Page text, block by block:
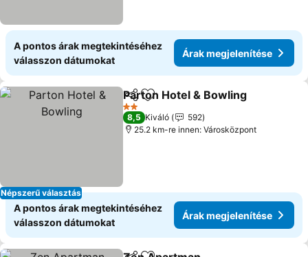
A pontos árak megtekintéséhez
válasszon dátumokat
Árak megjelenítése
Népszerű választás
Megosztás
Hozzáadás a kedvencekhez
Parton Hotel & Bowling
2 Kategória
8,5 Kiváló
592
25.2 km-re innen: Városközpont
A pontos árak megtekintéséhez
válasszon dátumokat
Árak megjelenítése